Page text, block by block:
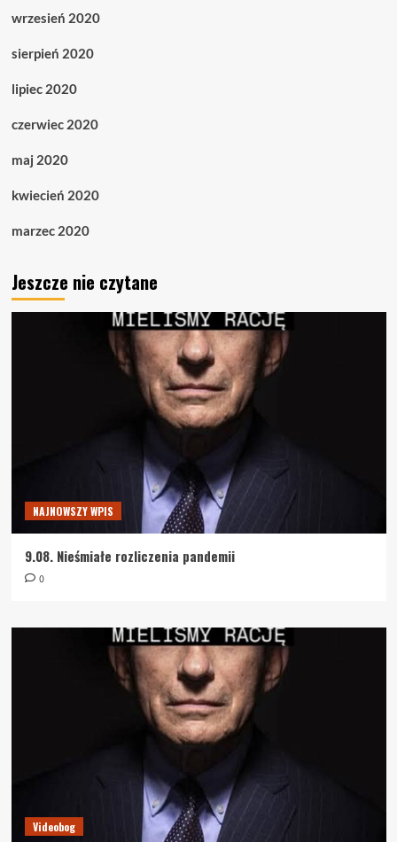
wrzesień 2020
sierpień 2020
lipiec 2020
czerwiec 2020
maj 2020
kwiecień 2020
marzec 2020
Jeszcze nie czytane
NAJNOWSZY WPIS
9.08. Nieśmiałe rozliczenia pandemii
0
Videobog